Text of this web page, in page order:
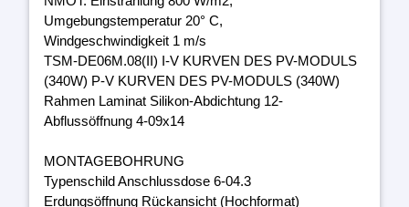
Umgebungstemperatur 20° C,
Windgeschwindigkeit 1 m/s
TSM-DE06M.08(II) I-V KURVEN DES PV-MODULS
(340W) P-V KURVEN DES PV-MODULS (340W)
Rahmen Laminat Silikon-Abdichtung 12-
Abflussöffnung 4-09x14
MONTAGEBOHRUNG
Typenschild Anschlussdose 6-04.3
Erdungsöffnung Rückansicht (Hochformat)